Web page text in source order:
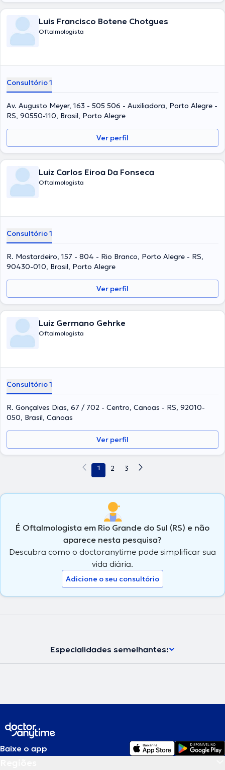
Luis Francisco Botene Chotgues
Oftalmologista
Consultório 1
Av. Augusto Meyer, 163 - 505 506 - Auxiliadora, Porto Alegre -
RS, 90550-110, Brasil, Porto Alegre
Ver perfil
Luiz Carlos Eiroa Da Fonseca
Oftalmologista
Consultório 1
R. Mostardeiro, 157 - 804 - Rio Branco, Porto Alegre - RS,
90430-010, Brasil, Porto Alegre
Ver perfil
Luiz Germano Gehrke
Oftalmologista
Consultório 1
R. Gonçalves Dias, 67 / 702 - Centro, Canoas - RS, 92010-
050, Brasil, Canoas
Ver perfil
1 2 3
É Oftalmologista em Rio Grande do Sul (RS) e não
aparece nesta pesquisa?
Descubra como o doctoranytime pode simplificar sua
vida diária.
Adicione o seu consultório
Especialidades semelhantes:
Baixe o app